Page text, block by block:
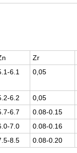
Zr
6.1 0,05
6.2 0,05
6.7 0.08-0.15
7.0 0.08-0.16
8.5 0.08-0.20